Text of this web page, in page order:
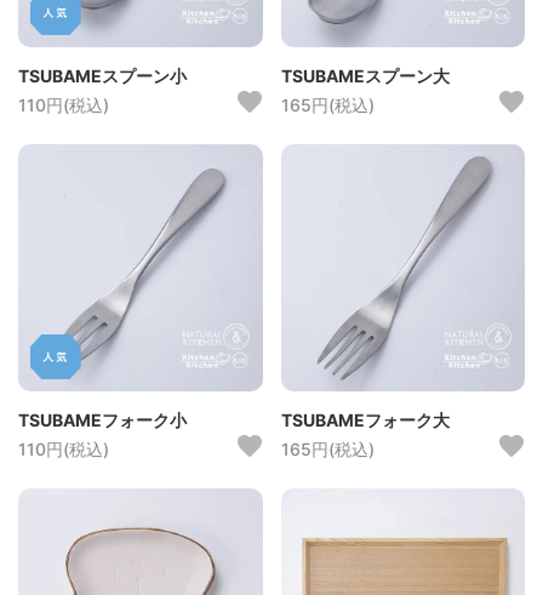
TSUBAMEスプーン小
110円(税込)
TSUBAMEスプーン大
165円(税込)
TSUBAMEフォーク小
110円(税込)
TSUBAMEフォーク大
165円(税込)